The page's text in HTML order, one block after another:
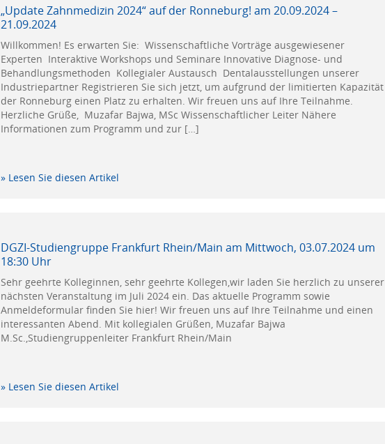
„Update Zahnmedizin 2024“ auf der Ronneburg! am 20.09.2024 –
21.09.2024
Willkommen! Es erwarten Sie: Wissenschaftliche Vorträge ausgewiesener
Experten Interaktive Workshops und Seminare Innovative Diagnose- und
Behandlungsmethoden Kollegialer Austausch Dentalausstellungen unserer
Industriepartner Registrieren Sie sich jetzt, um aufgrund der limitierten Kapazität
der Ronneburg einen Platz zu erhalten. Wir freuen uns auf Ihre Teilnahme.
Herzliche Grüße, Muzafar Bajwa, MSc Wissenschaftlicher Leiter Nähere
Informationen zum Programm und zur […]
» Lesen Sie diesen Artikel
DGZI-Studiengruppe Frankfurt Rhein/Main am Mittwoch, 03.07.2024 um
18:30 Uhr
Sehr geehrte Kolleginnen, sehr geehrte Kollegen,wir laden Sie herzlich zu unserer
nächsten Veranstaltung im Juli 2024 ein. Das aktuelle Programm sowie
Anmeldeformular finden Sie hier! Wir freuen uns auf Ihre Teilnahme und einen
interessanten Abend. Mit kollegialen Grüßen, Muzafar Bajwa
M.Sc.,Studiengruppenleiter Frankfurt Rhein/Main
» Lesen Sie diesen Artikel